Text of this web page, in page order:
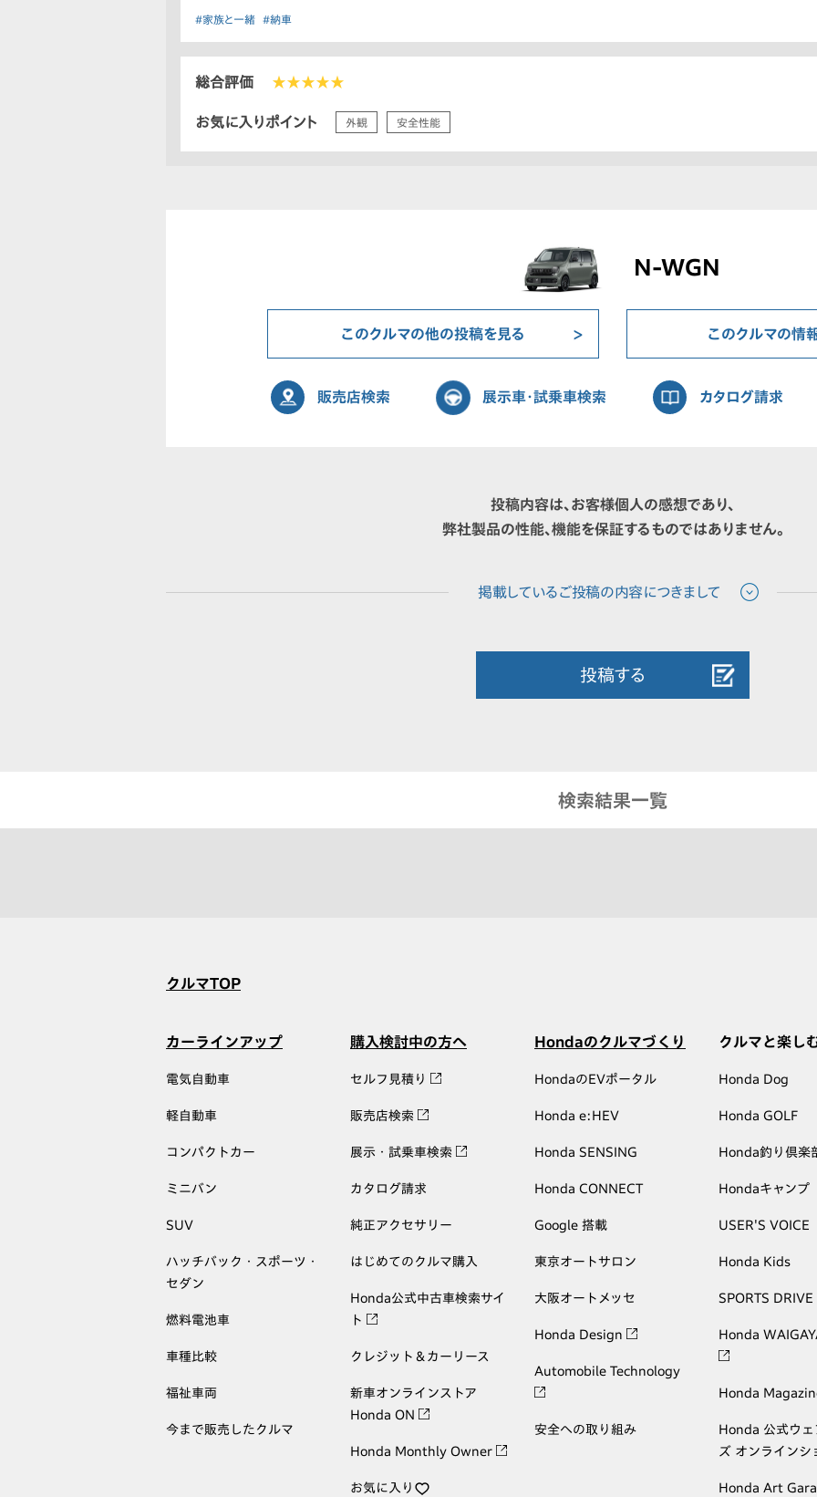
#家族と一緒 #納車
総合評価 ★★★★★
お気に入りポイント 外観 安全性能
N-WGN
このクルマの他の投稿を見る このクルマの情
販売店検索 展示車・試乗車検索 カタログ請求
投稿内容は、お客様個人の感想であり、
弊社製品の性能、機能を保証するものではありません。
投稿する
検索結果一覧
クルマTOP
カーラインアップ
電気自動車
軽自動車
コンパクトカー
ミニバン
SUV
ハッチバック・スポーツ・
セダン
燃料電池車
車種比較
福祉車両
今まで販売したクルマ
購入検討中の方へ
セルフ見積り
販売店検索
展示・試乗車検索
カタログ請求
純正アクセサリー
はじめてのクルマ購入
Honda公式中古車検索サイ
ト
クレジット＆カーリース
新車オンラインストア
Honda ON
Honda Monthly Owner
お気に入り
Hondaのクルマづくり
HondaのEVポータル
Honda e:HEV
Honda SENSING
Honda CONNECT
Google 搭載
東京オートサロン
大阪オートメッセ
Honda Design
Automobile Technology
安全への取り組み
クルマと楽し
Honda Dog
Honda GOLF
Honda釣り倶楽
Hondaキャンプ
USER'S VOICE
Honda Kids
SPORTS
Honda
Honda
Honda 公式ウェ
ズ オンラインシ
Honda Art